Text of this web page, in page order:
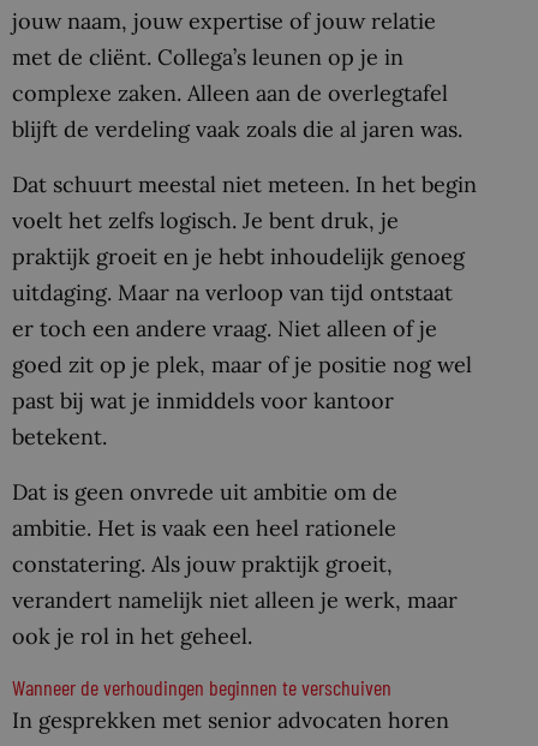
jouw naam, jouw expertise of jouw relatie
met de cliënt. Collega’s leunen op je in
complexe zaken. Alleen aan de overlegtafel
blijft de verdeling vaak zoals die al jaren was.
Dat schuurt meestal niet meteen. In het begin
voelt het zelfs logisch. Je bent druk, je
praktijk groeit en je hebt inhoudelijk genoeg
uitdaging. Maar na verloop van tijd ontstaat
er toch een andere vraag. Niet alleen of je
goed zit op je plek, maar of je positie nog wel
past bij wat je inmiddels voor kantoor
betekent.
Dat is geen onvrede uit ambitie om de
ambitie. Het is vaak een heel rationele
constatering. Als jouw praktijk groeit,
verandert namelijk niet alleen je werk, maar
ook je rol in het geheel.
Wanneer de verhoudingen beginnen te verschuiven
In gesprekken met senior advocaten horen